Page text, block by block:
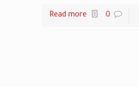
0
Read more